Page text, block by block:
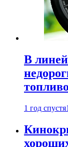
В
топливо
1 год спустя